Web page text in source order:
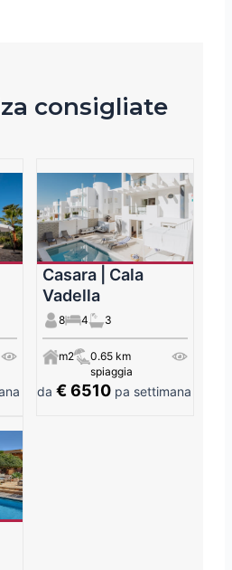
consigliate
Casara | Cala
Vadella
8 4 3
m2
0.65 km
spiaggia
da€ 6510 pa settimana